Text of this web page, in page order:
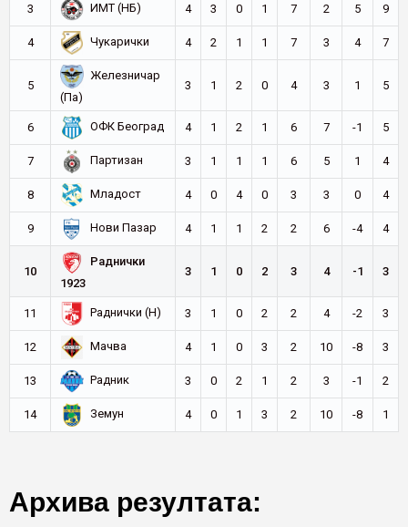
3 ИМТ (НБ) 4 3 0 1 7 2 5 9
4 Чукарички 4 2 1 1 7 3 4 7
5
Железничар
(Па)
3 1 2 0 4 3 1 5
6 ОФК Београд 4 1 2 1 6 7 -1 5
7 Партизан 3 1 1 1 6 5 1 4
8 Младост 4 0 4 0 3 3 0 4
9 Нови Пазар 4 1 1 2 2 6 -4 4
10
Раднички
1923
3 1 0 2 3 4 -1 3
11 Раднички (Н) 3 1 0 2 2 4 -2 3
12 Мачва 4 1 0 3 2 10 -8 3
13 Радник 3 0 2 1 2 3 -1 2
14 Земун 4 0 1 3 2 10 -8 1
Архива резултата: